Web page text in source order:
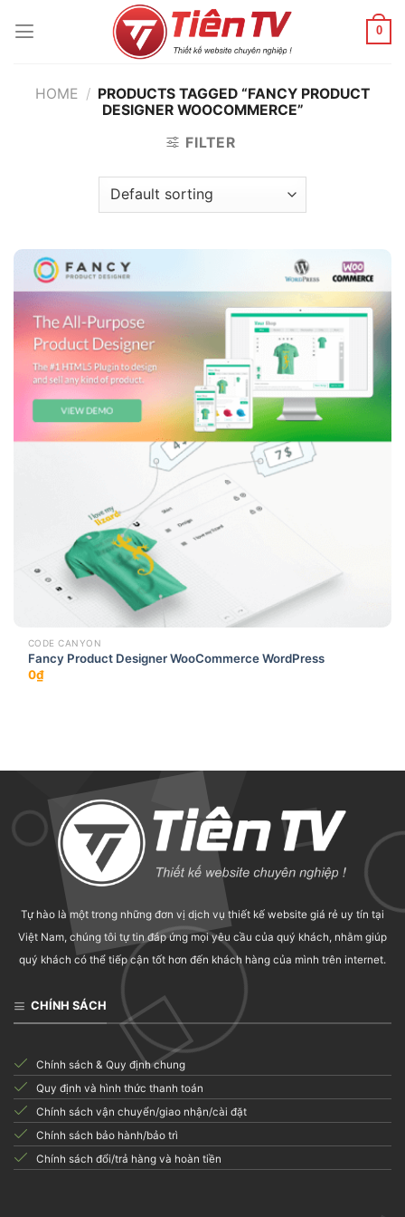
đến
0
HOME / PRODUCTS TAGGED “FANCY PRODUCT
DESIGNER WOOCOMMERCE”
FILTER
CODE CANYON
Fancy Product Designer WooCommerce WordPress
0₫
Tự hào là một trong những đơn vị dịch vụ thiết kế website giá rẻ uy tín tại
Việt Nam, chúng tôi tự tin đáp ứng mọi yêu cầu của quý khách, nhằm giúp
quý khách có thể tiếp cận tốt hơn đến khách hàng của mình trên internet.
CHÍNH SÁCH
Chính sách & Quy định chung
Quy định và hình thức thanh toán
Chính sách vận chuyển/giao nhận/cài đặt
Chính sách bảo hành/bảo trì
Chính sách đổi/trả hàng và hoàn tiền